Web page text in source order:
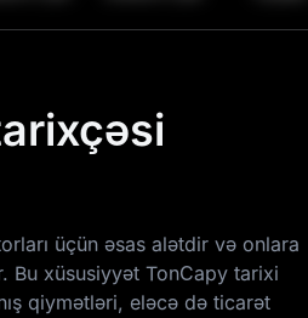
üçün əsas alətdir və onlara
Bu xüsusiyyət TonCapy tarixi
qiymətləri, eləcə də ticarət